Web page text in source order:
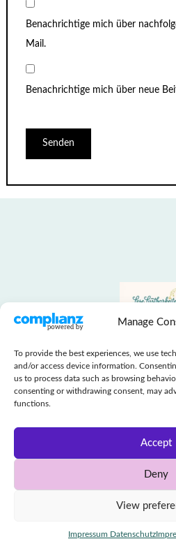
Manage
To provide the best experiences, we use
and/or access device information.
us to process data such as browsing
consenting or withdrawing consent, may
functions.
Accept
Deny
View
Impressum Datenschutz
Benachrichtige mich über
Mail.
Benachrichtige mich über neue
Start Über mich
Scissor Themes